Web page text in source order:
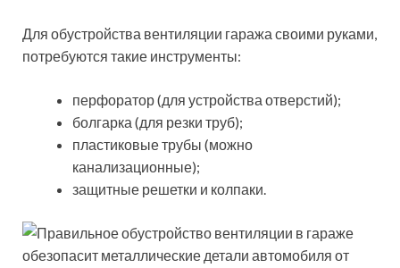
Для обустройства вентиляции гаража своими руками,
потребуются такие инструменты:
перфоратор (для устройства отверстий);
болгарка (для резки труб);
пластиковые трубы (можно
канализационные);
защитные решетки и колпаки.